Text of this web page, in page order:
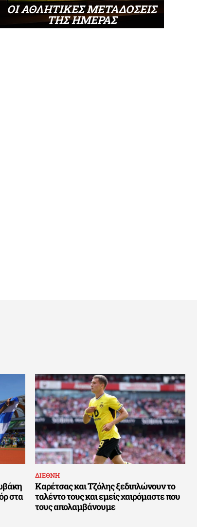
ΟΙ ΑΘΛΗΤΙΚΕΣ ΜΕΤΑΔΟΣΕΙΣ
ΤΗΣ ΗΜΕΡΑΣ
στα
ΔΙΕΘΝΗ
Καρέτσας και Τζόλης ξεδιπλώνουν το
ταλέντο τους και εμείς χαιρόμαστε που
τους απολαμβάνουμε